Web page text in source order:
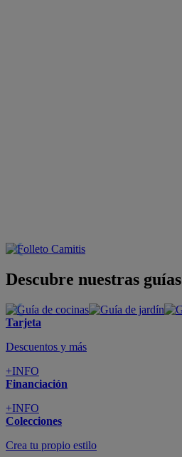
Descubre nuestras guías
Tarjeta
Descuentos y más
+INFO
Financiación
+INFO
Colecciones
Crea tu propio estilo